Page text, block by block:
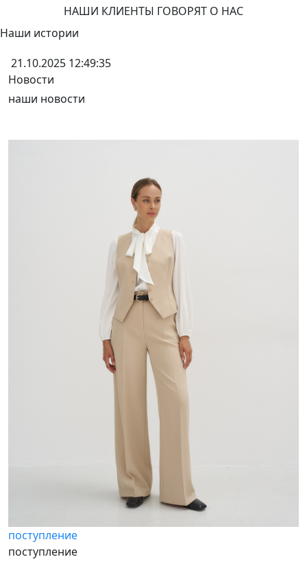
НАШИ КЛИЕНТЫ ГОВОРЯТ О НАС
Наши истории
21.10.2025 12:49:35
Новости
наши новости
поступление
поступление